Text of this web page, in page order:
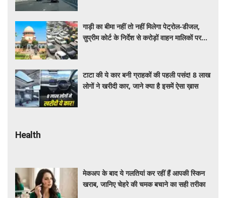
गाड़ी का बीमा नहीं तो नहीं मिलेगा पेट्रोल-डीजल,
सुप्रीम कोर्ट के निर्देश से करोड़ों वाहन मालिकों पर
टाटा की ये कार बनी ग्राहकों की पहली पसंद! 8 लाख
लोगों ने खरीदी कार, जाने क्या है इसमें ऐसा ख़ास
Health
मेकअप के बाद ये गलतियां कर रहीं हैं आपकी स्किन
खराब, जानिए चेहरे की चमक बचाने का सही तरीका